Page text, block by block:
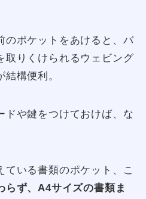
のポケットをあけると、バ
取りくけられるウェビング
構便利。
ドや鍵をつけておけば、な
ている書類のポケット、こ
らず、A4サイズの書類ま